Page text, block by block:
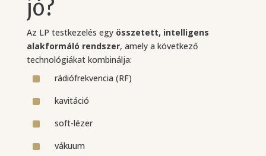
jó?
Az LP testkezelés egy összetett, intelligens
alakformáló rendszer, amely a következő
technológiákat kombinálja:
^ rádiófrekvencia (RF)
^ kavitáció
^ soft-lézer
^ vákuum